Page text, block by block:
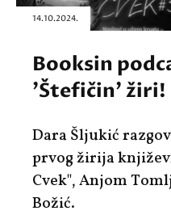
14.10.2024.
Booksin
'Štefičin' žiri!
Dara Šljukić
prvog žirija
Cvek", Anjom
Božić.